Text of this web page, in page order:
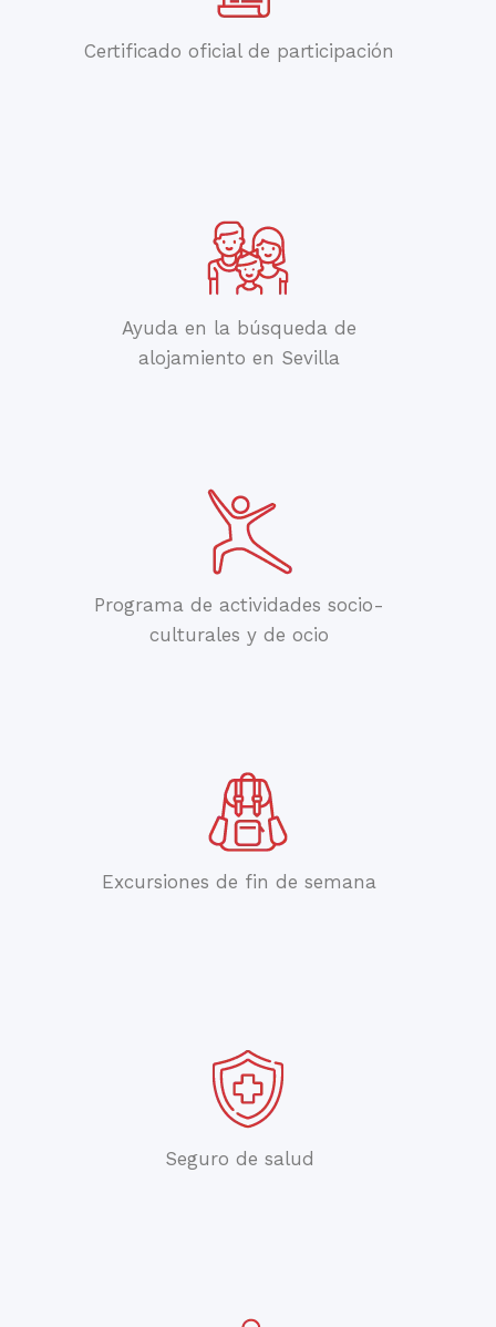
Certificado oficial de participación
Ayuda en la búsqueda de
alojamiento en Sevilla
Programa de actividades socio-
culturales y de ocio
Excursiones de fin de semana
Seguro de salud